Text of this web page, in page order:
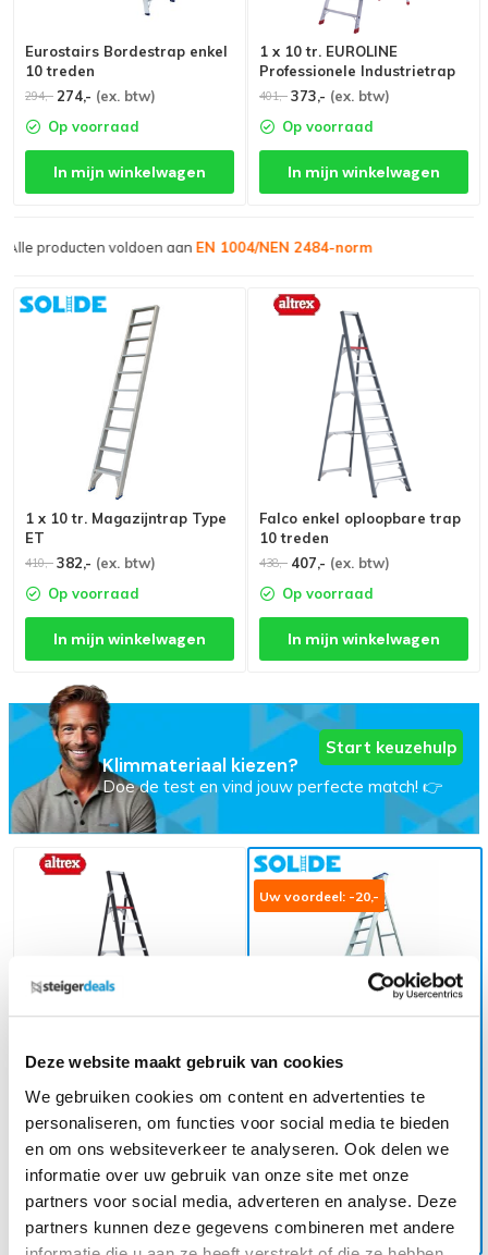
Deze website maakt gebruik van cookies
We gebruiken cookies om content en advertenties te
personaliseren, om functies voor social media te bieden
en om ons websiteverkeer te analyseren. Ook delen we
informatie over uw gebruik van onze site met onze
partners voor social media, adverteren en analyse. Deze
partners kunnen deze gegevens combineren met andere
Eurostairs Bordestrap enkel
10 treden
294,- 274,- (ex. btw)
Op voorraad
In mijn winkelwagen
1 x 10 tr. EUROLINE
Professionele Industrietrap
401,- 373,- (ex. btw)
Op voorraad
In mijn winkelwagen
Grootste assortiment vanNederland
1 x 10 tr. Magazijntrap Type
ET
410,- 382,- (ex. btw)
Op voorraad
In mijn winkelwagen
Falco enkel oploopbare trap
10 treden
438,- 407,- (ex. btw)
Op voorraad
In mijn winkelwagen
Klimmateriaal kiezen?
Doe de test en vind jouw perfecte match! 👉
Start keuzehulp
trap 10-treeds
612,- 517,-(ex. btw)
Op voorraad
In mijn winkelwagen
Uw voordeel: -20,-
Bordestrap 10 treden (max.
werkhoogte 4,50 m)
555,- 535,-(ex. btw)
Op voorraad
In mijn winkelwagen